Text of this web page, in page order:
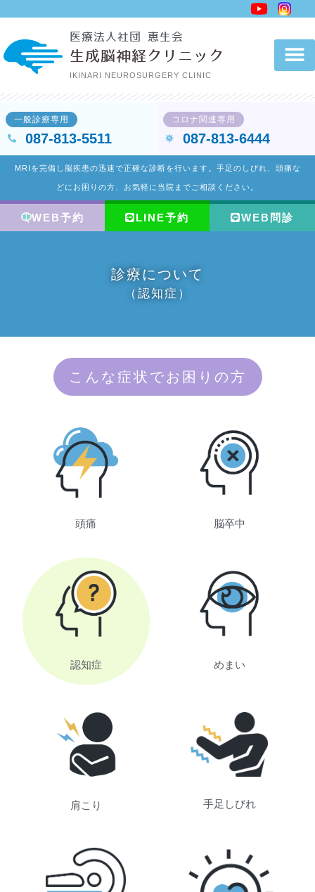
を
ス
ッ
プ
医療法人社団 恵生会
生成脳神経クリニック
IKINARI NEUROSURGERY CLINIC
一般診療専用
087-813-5511
コロナ関連専用
087-813-6444
MRIを完備し脳疾患の迅速で正確な診断を行います。手足のしびれ、頭痛な
どにお困りの方、お気軽に当院までご相談ください。
WEB予約 LINE予約 WEB問診
診療について
（認知症）
こんな症状でお困りの方
頭痛 脳卒中
認知症 めまい
肩こり 手足しびれ